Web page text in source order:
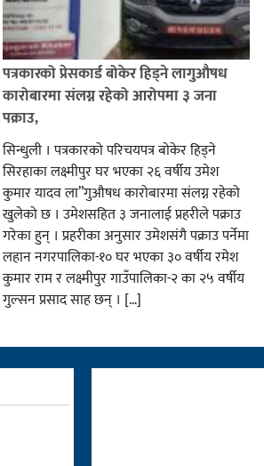
पत्रकारको प्रेसकार्ड बोकेर हिड्ने लागुऔषध
कारोबारमा संलग्न रहेको आरोपमा ३ जना
पक्राउ,
सिन्धुली । पत्रकारको परिचयपत्र बोकेर हिड्ने
सिरहाका लक्ष्मीपुर घर भएका २६ वर्षीय उमेश
कुमार यादव ला”गुऔषध कारोबारमा संलग्न रहेको
खुलेको छ । उमेशसहित ३ जनालाई प्रहरीले पक्राउ
गरेका हुन् । प्रहरीका अनुसार उमेशसंगै पक्राउ पर्नेमा
लहान नगरपालिका-१० घर भएका ३० वर्षीय रमेश
कुमार राम र लक्ष्मीपुर गाउँपालिका-२ का २५ वर्षीय
गुल्सन प्रसाद साह छन् । […]